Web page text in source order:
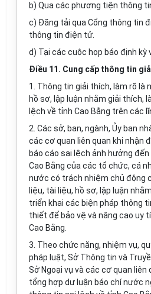
b) Qua các phương tiện thông
c) Đăng tải qua Cổng thông tin
thông tin điện tử.
d) Tại các cuộc họp báo định kỳ
Điều 11. Cung cấp thông tin
1. Thông tin giải thích, làm rõ là
hồ sơ, lập luận nhằm giải thích,
lệch về tỉnh Cao Bằng trên các
2. Các sở, ban, ngành, Ủy ban
các cơ quan liên quan khi nhận
báo cáo sai lệch ảnh hưởng
Cao Bằng của các tổ chức, cá
nước có trách nhiệm chủ động
liệu, tài liệu, hồ sơ, lập luận
triển khai các biện pháp thông
thiết để bảo vệ và nâng cao uy
Cao Bằng.
3. Theo chức năng, nhiệm vụ,
pháp luật, Sở Thông tin và
Sở Ngoại vụ và các cơ quan
tổng hợp dư uận báo chí nước